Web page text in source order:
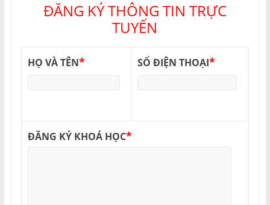
ĐĂNG KÝ THÔNG TIN TRỰC
TUYẾN
HỌ VÀ TÊN* SỐ ĐIỆN THOẠI*
ĐĂNG KÝ KHOÁ HỌC*